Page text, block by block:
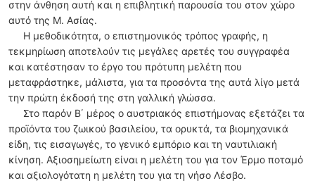
στην άνθηση αυτή και η επιβλητική παρουσία του στον χώρο
αυτό της Μ. Ασίας.
Η μεθοδικότητα, ο επιστημονικός τρόπος γραφής, η
τεκμηρίωση αποτελούν τις μεγάλες αρετές του συγγραφέα
και κατέστησαν το έργο του πρότυπη μελέτη που
μεταφράστηκε, μάλιστα, για τα προσόντα της αυτά λίγο μετά
την πρώτη έκδοσή της στη γαλλική γλώσσα.
Στο παρόν Β΄ μέρος ο αυστριακός επιστήμονας εξετάζει τα
προϊόντα του ζωικού βασιλείου, τα ορυκτά, τα βιομηχανικά
είδη, τις εισαγωγές, το γενικό εμπόριο και τη ναυτιλιακή
κίνηση. Αξιοσημείωτη είναι η μελέτη του για τον Έρμο ποταμό
και αξιολογότατη η μελέτη του για τη νήσο Λέσβο.